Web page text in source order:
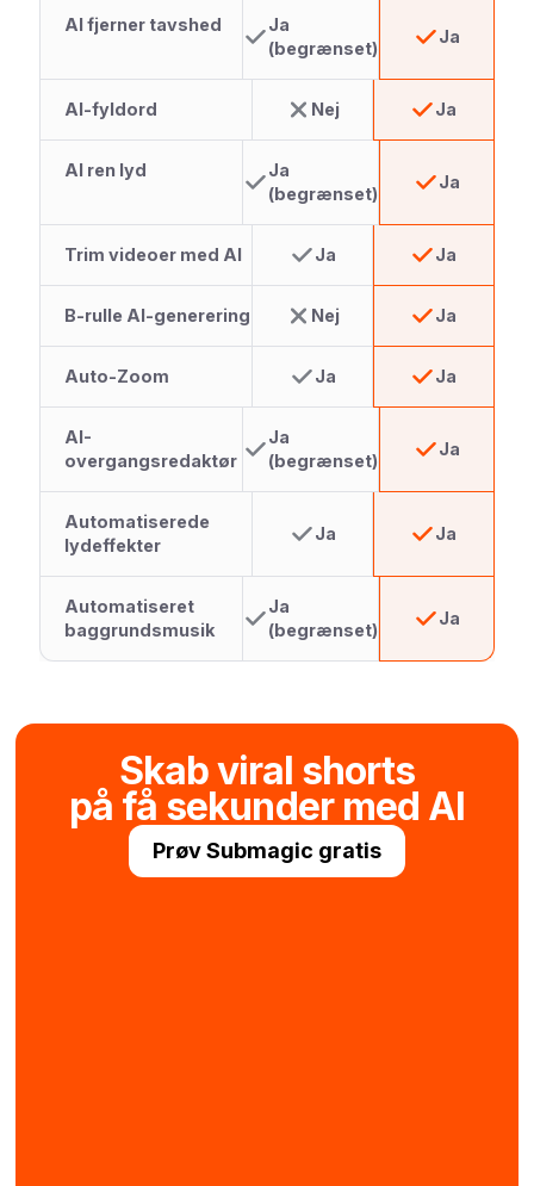
AI fjerner tavshed
Ja
(begrænset)
Ja
AI-fyldord Nej Ja
AI ren lyd
Ja
(begrænset)
Ja
Trim videoer med AI Ja Ja
B-rulle AI-generering Nej Ja
Auto-Zoom Ja Ja
AI-
overgangsredaktør
Ja
(begrænset)
Ja
Automatiserede
lydeffekter
Ja Ja
Automatiseret
baggrundsmusik
Ja
(begrænset)
Ja
Skab viral shorts
på få sekunder med AI
Prøv Submagic gratis